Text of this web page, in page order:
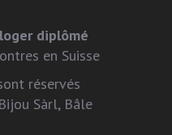
diplômé
en Suisse
réservés
Sàrl, Bâle